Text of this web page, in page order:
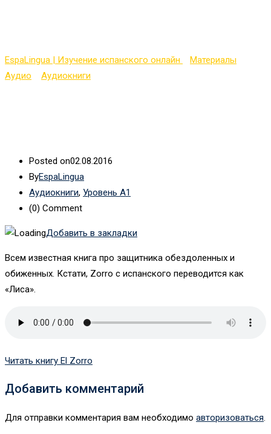
EspaLingua | Изучение испанского онлайн Материалы
Аудио
Аудиокниги
Posted on02.08.2016
ByEspaLingua
Аудиокниги, Уровень А1
(0) Comment
Добавить в закладки
Всем известная книга про защитника обездоленных и
обиженных. Кстати, Zorro с испанского переводится как
«Лиса».
Читать книгу El Zorro
Добавить комментарий
Для отправки комментария вам необходимо авторизоваться